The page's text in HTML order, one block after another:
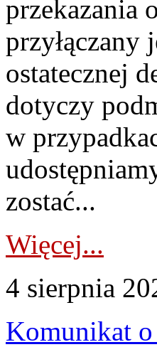
przekazania
przyłączany
ostatecznej
dotyczy
w
zostać...
Więcej...
4 sierpnia
Komunikat o